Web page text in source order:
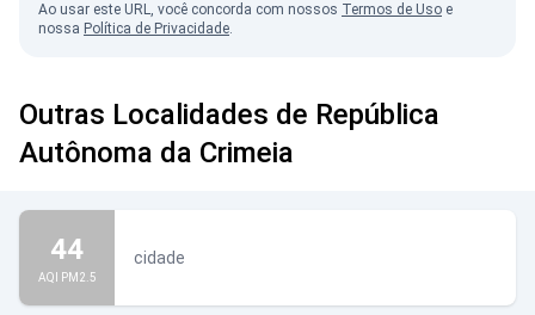
Ao usar este URL, você concorda com nossos Termos de Uso e
nossa Política de Privacidade.
Outras Localidades de República
Autônoma da Crimeia
44
AQI PM2.5
cidade